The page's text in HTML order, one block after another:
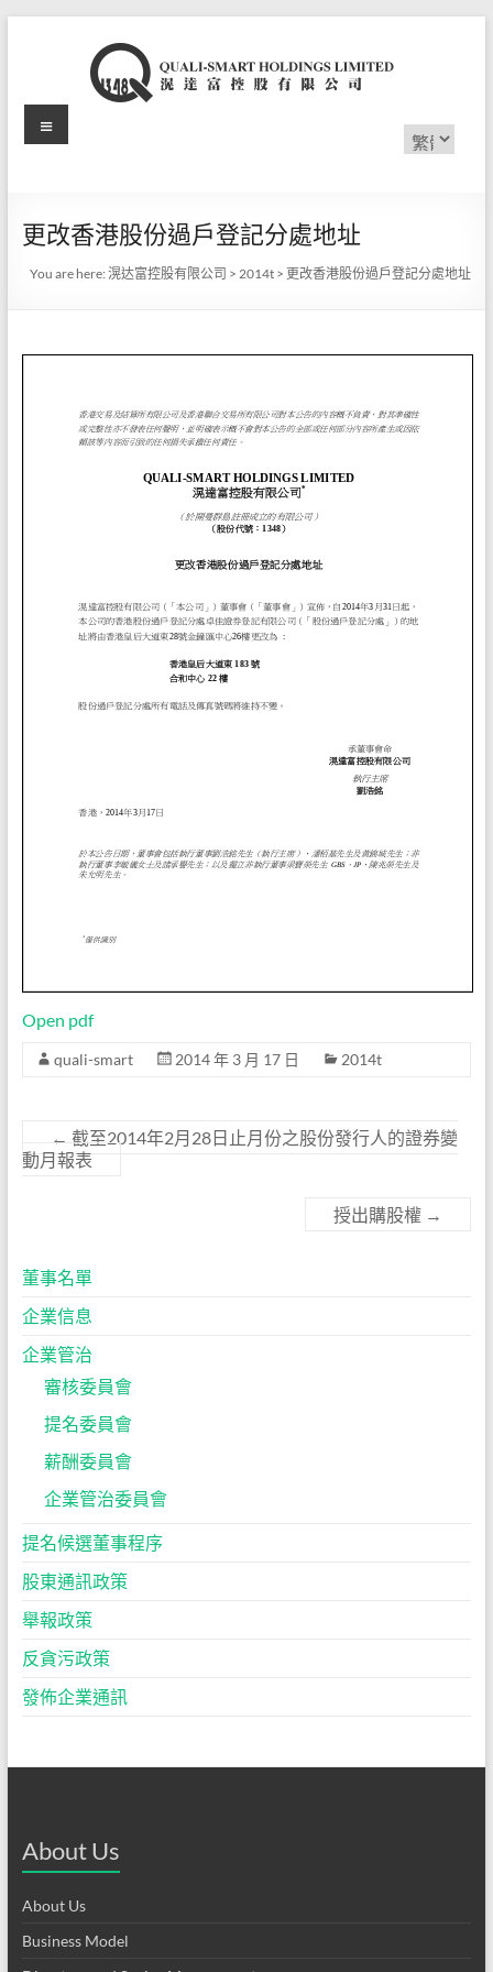
滉
富
控
有
Choose
a
Menu
更改香港股份過戶登記分處地址
You are here:滉达富控股有限公司 >2014t >更改香港股份過戶登記分處地址
Open pdf
quali-smart 2014 年 3 月 17 日 2014t
← 截至2014年2月28日止月份之股份發行人的證券變
動月報表
授出購股權 →
董事名單
企業信息
企業管治
審核委員會
提名委員會
薪酬委員會
企業管治委員會
提名候選董事程序
股東通訊政策
舉報政策
反貪污政策
發佈企業通訊
About Us
About Us
Business Model